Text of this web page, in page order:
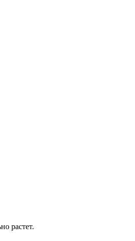
растет.